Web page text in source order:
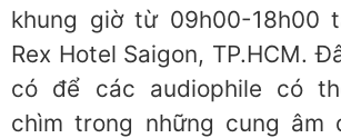
khung giờ từ 09h00-18h00
Rex Hotel Saigon, TP.HCM.
có để các audiophile có
chìm trong những cung âm